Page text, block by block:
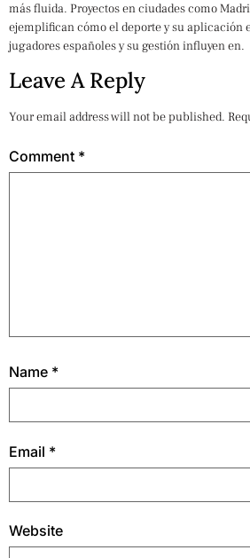
más fluida. Proyectos en ciudades como
ejemplifican cómo el deporte y su aplicación
jugadores españoles y su gestión influyen en.
Leave A Reply
Your email address will not be published.
Comment *
Name *
Email *
Website